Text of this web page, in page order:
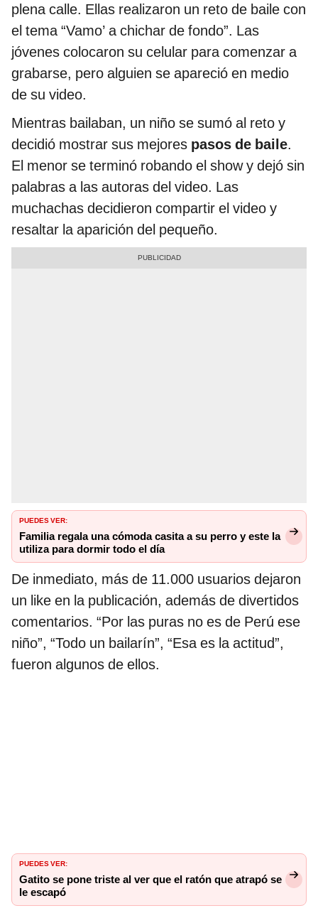
plena calle. Ellas realizaron un reto de baile con
el tema “Vamo’ a chichar de fondo”. Las
jóvenes colocaron su celular para comenzar a
grabarse, pero alguien se apareció en medio
de su video.
Mientras bailaban, un niño se sumó al reto y
decidió mostrar sus mejores pasos de baile.
El menor se terminó robando el show y dejó sin
palabras a las autoras del video. Las
muchachas decidieron compartir el video y
resaltar la aparición del pequeño.
PUEDES VER:
Familia regala una cómoda casita a su perro y este la
utiliza para dormir todo el día
De inmediato, más de 11.000 usuarios dejaron
un like en la publicación, además de divertidos
comentarios. “Por las puras no es de Perú ese
niño”, “Todo un bailarín”, “Esa es la actitud”,
fueron algunos de ellos.
PUEDES VER:
Gatito se pone triste al ver que el ratón que atrapó se
le escapó